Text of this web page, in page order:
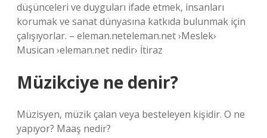
düşünceleri ve duyguları ifade etmek, insanları
korumak ve sanat dünyasına katkıda bulunmak için
çalışıyorlar. – eleman.neteleman.net ›Meslek›
Musican ›eleman.net nedir› İtiraz
Müzikciye ne denir?
Müzisyen, müzik çalan veya besteleyen kişidir. O ne
yapıyor? Maaş nedir?